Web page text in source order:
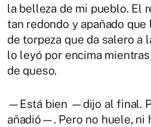
la belleza de mi pueblo. El
tan redondo y apañado
de torpeza que da salero a
lo leyó por encima
de queso.
—Está bien —dijo al final.
añadió—. Pero no huele, ni